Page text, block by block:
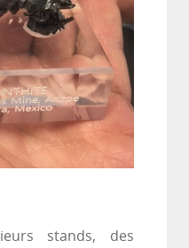
stands, des